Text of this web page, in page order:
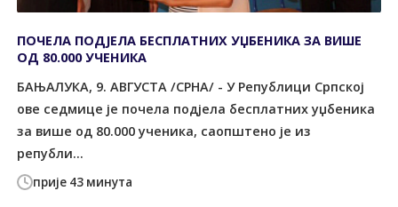
прије 43 минута
ПОЧЕЛА ПОДЈЕЛА БЕСПЛАТНИХ УЏБЕНИКА ЗА ВИШЕ
ОД 80.000 УЧЕНИКА
БАЊАЛУКА, 9. АВГУСТА /СРНА/ - У Републици Српској
ове седмице је почела подјела бесплатних уџбеника
за више од 80.000 ученика, саопштено је из
републи...